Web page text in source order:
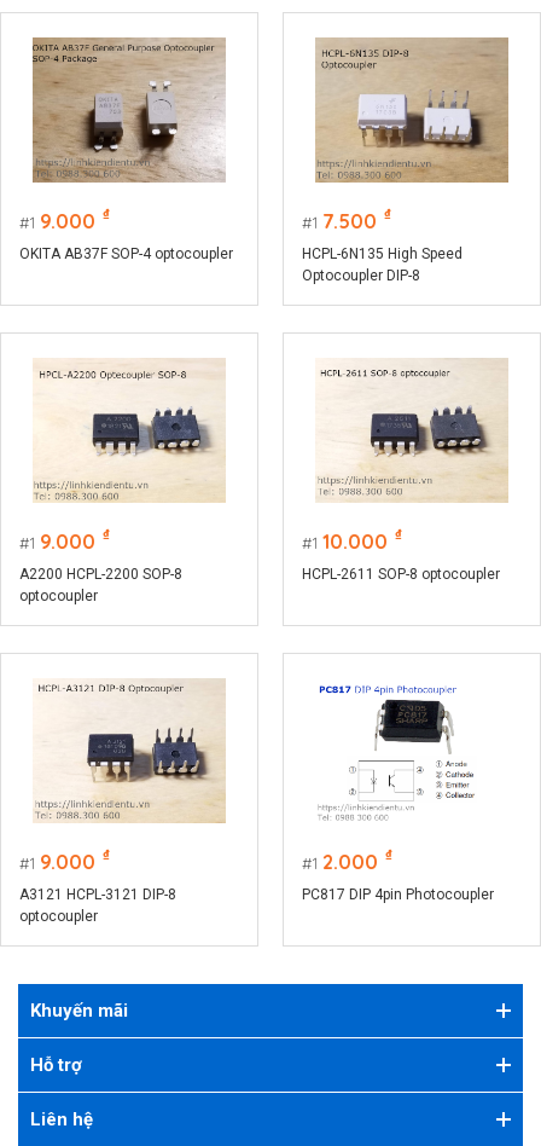
1 9.000 ₫
OKITA AB37F SOP-4 optocoupler
1 7.500 ₫
HCPL-6N135 High Speed
Optocoupler DIP-8
1 9.000 ₫
A2200 HCPL-2200 SOP-8
optocoupler
1 10.000 ₫
HCPL-2611 SOP-8 optocoupler
1 9.000 ₫
A3121 HCPL-3121 DIP-8
optocoupler
1 2.000 ₫
PC817 DIP 4pin Photocoupler
Khuyến mãi
Hỗ trợ
Liên hệ